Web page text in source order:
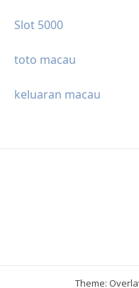
Slot 5000
toto macau
keluaran macau
Theme: